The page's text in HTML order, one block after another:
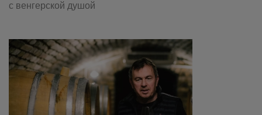
с венгерской душой